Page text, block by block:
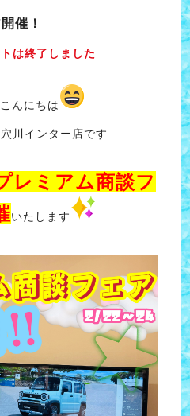
催！
は終了しました
んにちは
川インター店です
レミアム商談フ
いたします